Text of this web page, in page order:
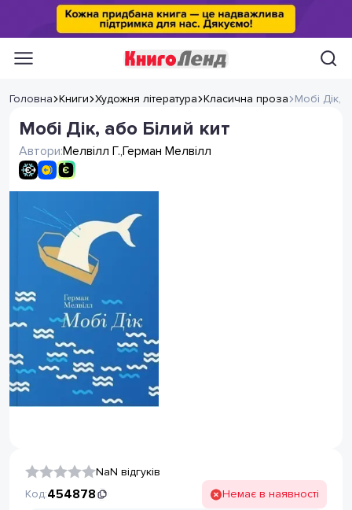
Головна Книги Художня література Класична проза Мобі Дік,
Мобі Дік, або Білий кит
Автори:Мелвілл Г.,Герман Мелвілл
NaN відгуків
Код:454878 Немає в наявності